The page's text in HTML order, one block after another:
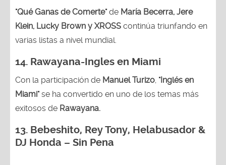
"Qué Ganas de Comerte"de María Becerra, Jere
Klein, Lucky Brown y XROSS continúa triunfando en
varias listas a nivel mundial.
14. Rawayana-Ingles en Miami
Con la participación de Manuel Turizo, "Inglés en
Miami"se ha convertido en uno de los temas más
exitosos de Rawayana.
13. Bebeshito, Rey Tony, Helabusador &
DJ Honda – Sin Pena